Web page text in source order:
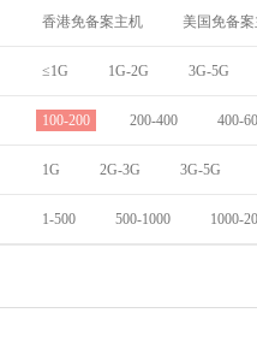
香港免备案主机 美国免备
≤1G 1G-2G 3G-5G
100-200 200-400 400-
1G 2G-3G 3G-5G
1-500 500-1000 1000-